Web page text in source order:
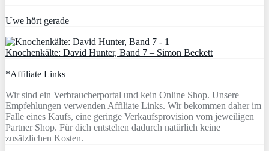
Uwe hört gerade
Knochenkälte: David Hunter, Band 7 – Simon Beckett
*Affiliate Links
Wir sind ein Verbraucherportal und kein Online Shop. Unsere
Empfehlungen verwenden Affiliate Links. Wir bekommen daher im
Falle eines Kaufs, eine geringe Verkaufsprovision vom jeweiligen
Partner Shop. Für dich entstehen dadurch natürlich keine
zusätzlichen Kosten.